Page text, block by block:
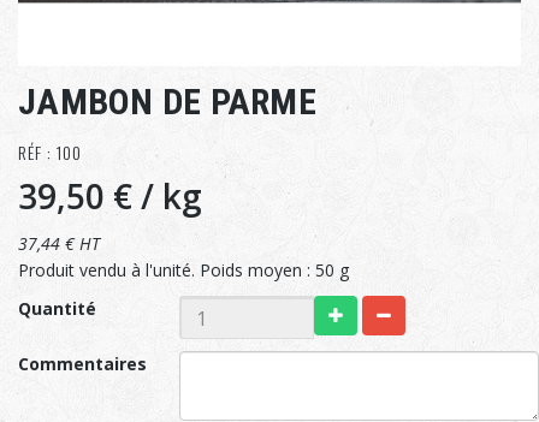
JAMBON DE PARME
RÉF : 100
39,50 €/ kg
37,44 € HT
Produit vendu à l'unité. Poids moyen : 50 g
Quantité
Commentaires